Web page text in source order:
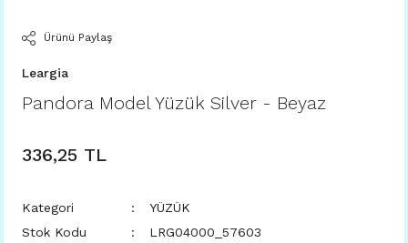
Ürünü Paylaş
Leargia
Pandora Model Yüzük Silver - Beyaz
336,25 TL
Kategori
YÜZÜK
Stok Kodu
LRG04000_57603